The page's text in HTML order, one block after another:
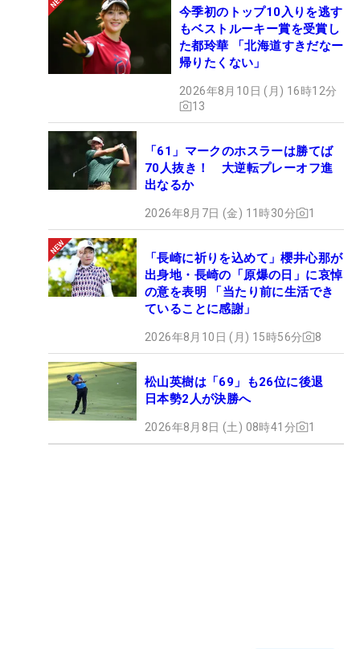
今季初のトップ10入りを逃す
もベストルーキー賞を受賞し
た都玲華 「北海道すきだなー
帰りたくない」
2026年8月10日 (月) 16時12分
13
「61」マークのホスラーは勝てば
70人抜き！ 大逆転プレーオフ進
出なるか
2026年8月7日 (金) 11時30分 1
「長崎に祈りを込めて」櫻井心那が
出身地・長崎の「原爆の日」に哀悼
の意を表明 「当たり前に生活でき
ていることに感謝」
2026年8月10日 (月) 15時56分 8
松山英樹は「69」も26位に後退
日本勢2人が決勝へ
2026年8月8日 (土) 08時41分 1